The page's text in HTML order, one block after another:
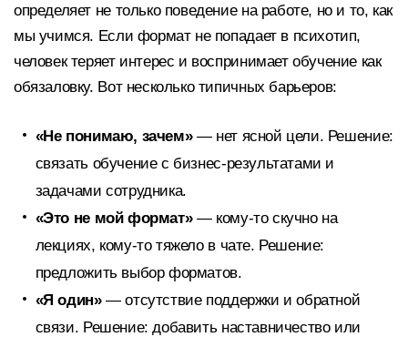
определяет не только поведение на работе, но и то, как
мы учимся. Если формат не попадает в психотип,
человек теряет интерес и воспринимает обучение как
обязаловку. Вот несколько типичных барьеров:
«Не понимаю, зачем»— нет ясной цели. Решение:
связать обучение с бизнес-результатами и
задачами сотрудника.
«Это не мой формат»— кому-то скучно на
лекциях, кому-то тяжело в чате. Решение:
предложить выбор форматов.
«Я один»— отсутствие поддержки и обратной
связи. Решение: добавить наставничество или